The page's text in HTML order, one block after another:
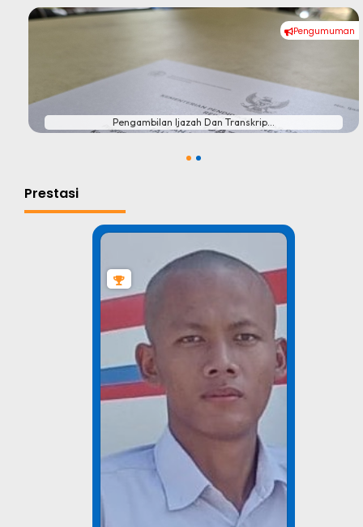
Pengumuman
#
Pengambilan Ijazah Dan Transkrip...
Prestasi